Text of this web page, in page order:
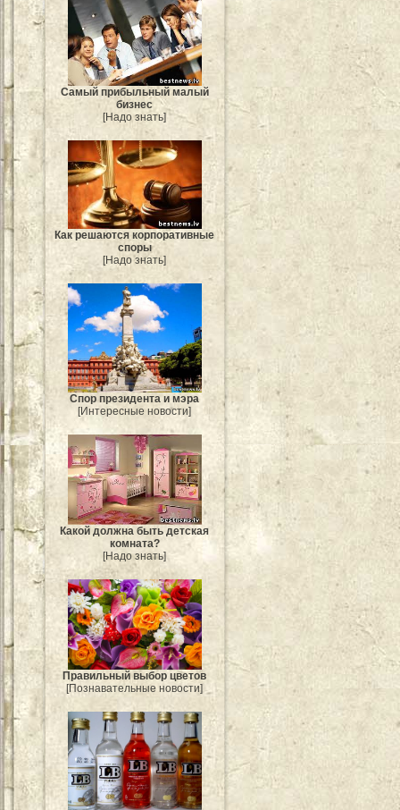
Самый прибыльный малый
бизнес
[Надо знать]
Как решаются корпоративные
споры
[Надо знать]
Спор президента и мэра
[Интересные новости]
Какой должна быть детская
комната?
[Надо знать]
Правильный выбор цветов
[Познавательные новости]